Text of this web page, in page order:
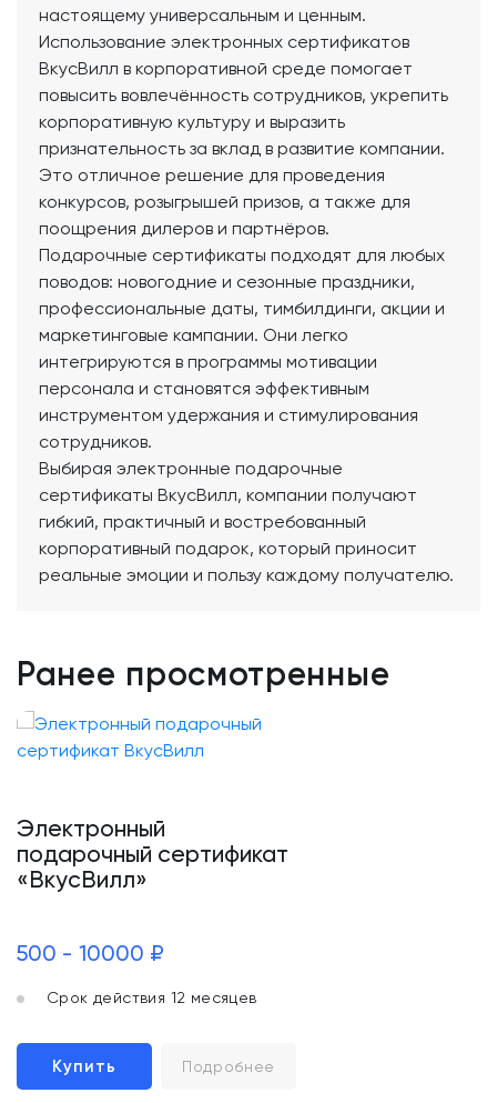
настоящему универсальным и ценным.
Использование электронных сертификатов
ВкусВилл в корпоративной среде помогает
повысить вовлечённость сотрудников, укрепить
корпоративную культуру и выразить
признательность за вклад в развитие компании.
Это отличное решение для проведения
конкурсов, розыгрышей призов, а также для
поощрения дилеров и партнёров.
Подарочные сертификаты подходят для любых
поводов: новогодние и сезонные праздники,
профессиональные даты, тимбилдинги, акции и
маркетинговые кампании. Они легко
интегрируются в программы мотивации
персонала и становятся эффективным
инструментом удержания и стимулирования
сотрудников.
Выбирая электронные подарочные
сертификаты ВкусВилл, компании получают
гибкий, практичный и востребованный
корпоративный подарок, который приносит
реальные эмоции и пользу каждому получателю.
Ранее просмотренные
Электронный
подарочный сертификат
«ВкусВилл»
500 - 10000 ₽
Срок действия 12 месяцев
Купить Подробнее